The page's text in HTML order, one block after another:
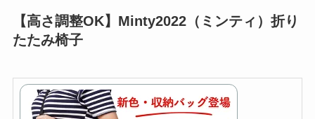
【高さ調整OK】Minty2022（ミンティ）折り
たたみ椅子